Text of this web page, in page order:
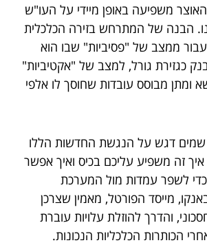
משפיעה באופן מיידי על העו"ש
הבנה של המתרחש בזירה הכלכלית
ממצב של "פסיביות" שבו הוא
כגזירת גורל, למצב של "אקטיביות"
ומתן מבוסס עובדות שחוסך לו אלפי
שמים דגש על הנגשת החדשות הללו
איך זה משפיע עליכם בכיס ואיך אפשר
לשפר עמדות מול המערכת
מייסד הפורטל, מאמין שצרכן
והדרך להוזלת עלויות עוברת
הכותרות הכלכליות הנכונות.